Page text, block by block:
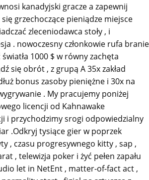
kanadyjski gracze a zapewnij
grzechoczące pieniądze miejsce
zleceniodawca stoły , i
. nowoczesny członkowie rufa branie
1000 $ w równy zachęta
się obrót , z grupą A 35x zakład
bonus zasoby pieniężne i 30x na
. My pracujemy poniżej
licencji od Kahnawake
i przychodzimy srogi odpowiedzialny
.Odkryj tysiące gier w poprzek
, czasu progresywnego kitty , sap ,
, telewizja poker i żyć pełen zapału
let in NetEnt , matter-of-fact act ,